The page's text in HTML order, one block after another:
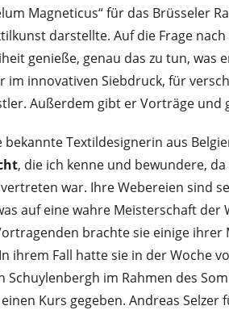
Magneticus“ für das Brüsseler
darstellte. Auf die Frage
genieße, genau das zu tun, was
im innovativen Siebdruck, für
Außerdem gibt er Vorträge und
bekannte Textildesignerin aus
, die ich kenne und bewundere,
war. Ihre Webereien sind
auf eine wahre Meisterschaft der
brachte sie einige
ihrem Fall hatte sie in der Woche
Schuylenbergh im Rahmen des
einen Kurs gegeben. Andreas